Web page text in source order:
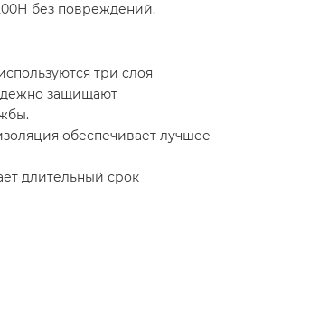
без повреждений.
три слоя
защищают
обеспечивает лучшее
длительный срок